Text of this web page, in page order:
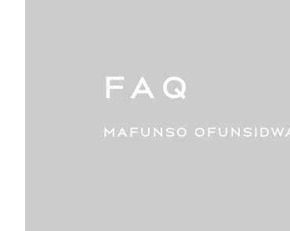
FAQ
MAFUNSO